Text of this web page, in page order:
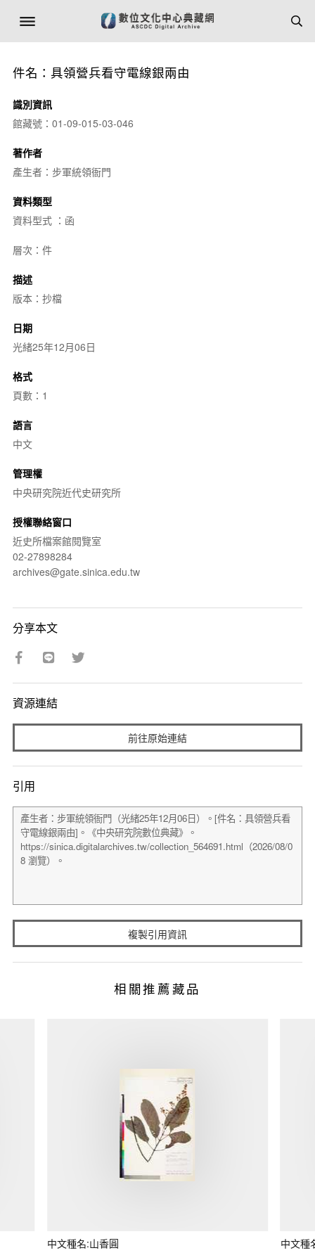
件名：具領營兵看守電線銀兩由
識別資訊
館藏號：01-09-015-03-046
著作者
產生者：步軍統領衙門
資料類型
資料型式 ：函
層次：件
描述
版本：抄檔
日期
光緒25年12月06日
格式
頁數：1
語言
中文
管理權
中央研究院近代史研究所
授權聯絡窗口
近史所檔案館閱覽室
02-27898284
archives@gate.sinica.edu.tw
分享本文
資源連結
前往原始連結
引用
複製引用資訊
相關推薦藏品
中文種名:山香圓 中文種